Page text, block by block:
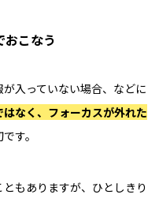
おこなう
入っていない場合、などに
はなく、フォーカスが外れた
す。
もありますが、ひとしきり